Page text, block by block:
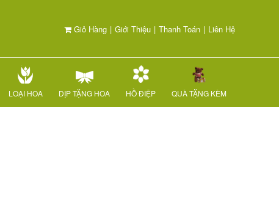
Giỏ Hàng | Giới Thiệu | Thanh Toán | Liên Hệ
LOẠI HOA DỊP TẶNG HOA HỒ ĐIỆP QUÀ TẶNG KÈM